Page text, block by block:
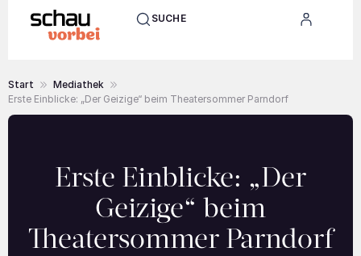
SUCHE
Start
Mediathek
Erste Einblicke: „Der Geizige“ beim Theatersommer Parndorf
Erste Einblicke: „Der
Geizige“ beim
Theatersommer Parndorf